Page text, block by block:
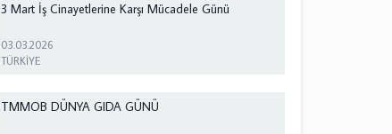
3 Mart İş Cinayetlerine Karşı Mücadele Günü
03.03.2026
TÜRKİYE
TMMOB DÜNYA GIDA GÜNÜ